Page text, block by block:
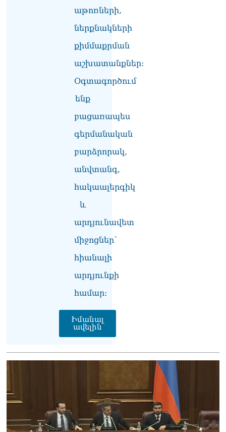
աթոռների,
ներքնակների
քիմմաքրման
աշխատանքներ:
Օգտագործում
ենք
բացառապես
գերմանական
բարձրորակ,
անվտանգ,
հակաալերգիկ
և
արդյունավետ
միջոցներ՝
հիանալի
արդյունքի
համար։
Իմանալ
ավելին